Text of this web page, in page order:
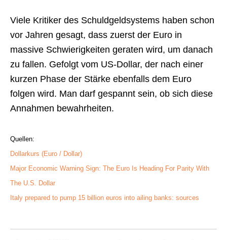
Viele Kritiker des Schuldgeldsystems haben schon
vor Jahren gesagt, dass zuerst der Euro in
massive Schwierigkeiten geraten wird, um danach
zu fallen. Gefolgt vom US-Dollar, der nach einer
kurzen Phase der Stärke ebenfalls dem Euro
folgen wird. Man darf gespannt sein, ob sich diese
Annahmen bewahrheiten.
Quellen:
Dollarkurs (Euro / Dollar)
Major Economic Warning Sign: The Euro Is Heading For Parity With
The U.S. Dollar
Italy prepared to pump 15 billion euros into ailing banks: sources